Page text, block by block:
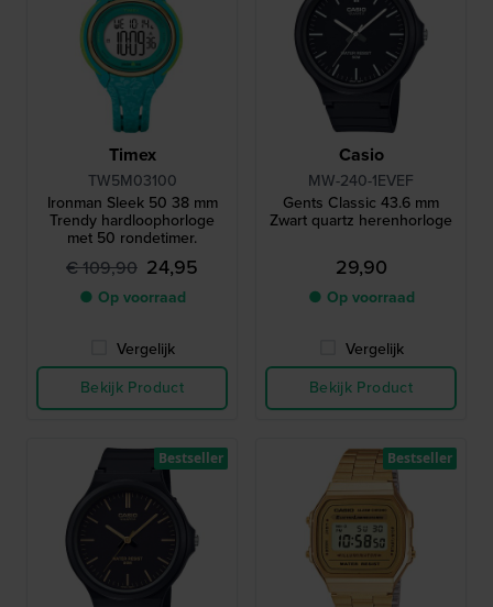
Timex
TW5M03100
Ironman Sleek 50 38 mm
Trendy hardloophorloge
met 50 rondetimer.
€ 109,90 24,95
● Op voorraad
Vergelijk
Bekijk Product
Casio
MW-240-1EVEF
Gents Classic 43.6 mm
Zwart quartz herenhorloge
29,90
● Op voorraad
Vergelijk
Bekijk Product
Bestseller Bestseller